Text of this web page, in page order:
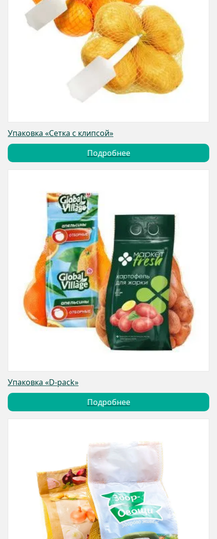
Упаковка «Сетка с клипсой»
Подробнее
Упаковка «D-pack»
Подробнее